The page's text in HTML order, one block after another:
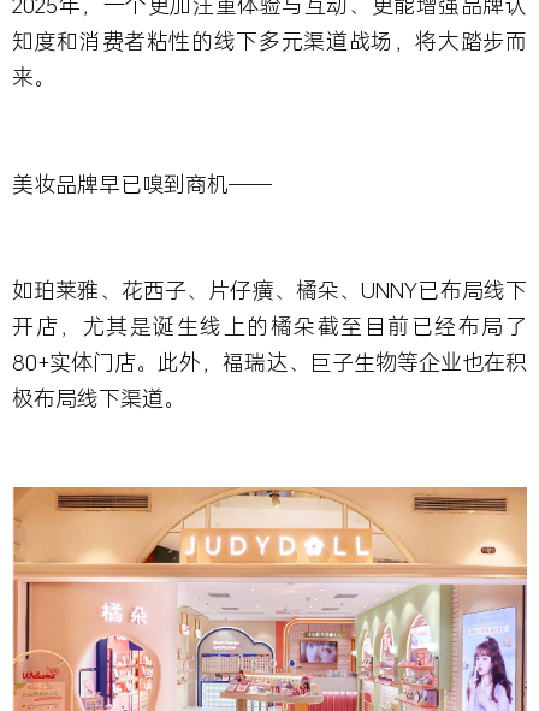
知度和消费者粘性的线下多元渠道战场，将大踏步而
来。
美妆品牌早已嗅到商机——
如珀莱雅、花西子、片仔癀、橘朵、UNNY已布局线下
开店，尤其是诞生线上的橘朵截至目前已经布局了
80+实体门店。此外，福瑞达、巨子生物等企业也在积
极布局线下渠道。